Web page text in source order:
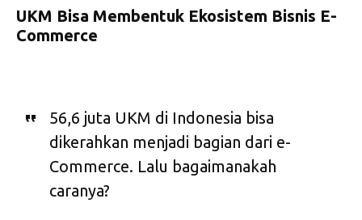
UKM Bisa Membentuk Ekosistem Bisnis E-
Commerce
56,6 juta UKM di Indonesia bisa
dikerahkan menjadi bagian dari e-
Commerce. Lalu bagaimanakah
caranya?